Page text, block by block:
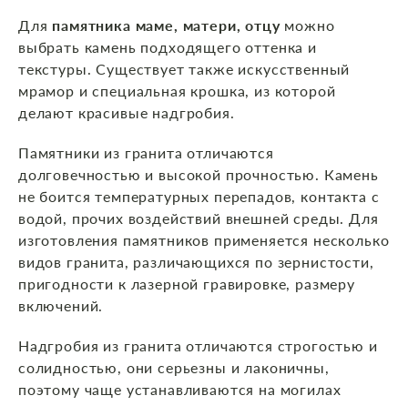
Для памятника маме, матери, отцуможно
выбрать камень подходящего оттенка и
текстуры. Существует также искусственный
мрамор и специальная крошка, из которой
делают красивые надгробия.
Памятники из гранита отличаются
долговечностью и высокой прочностью. Камень
не боится температурных перепадов, контакта с
водой, прочих воздействий внешней среды. Для
изготовления памятников применяется несколько
видов гранита, различающихся по зернистости,
пригодности к лазерной гравировке, размеру
включений.
Надгробия из гранита отличаются строгостью и
солидностью, они серьезны и лаконичны,
поэтому чаще устанавливаются на могилах